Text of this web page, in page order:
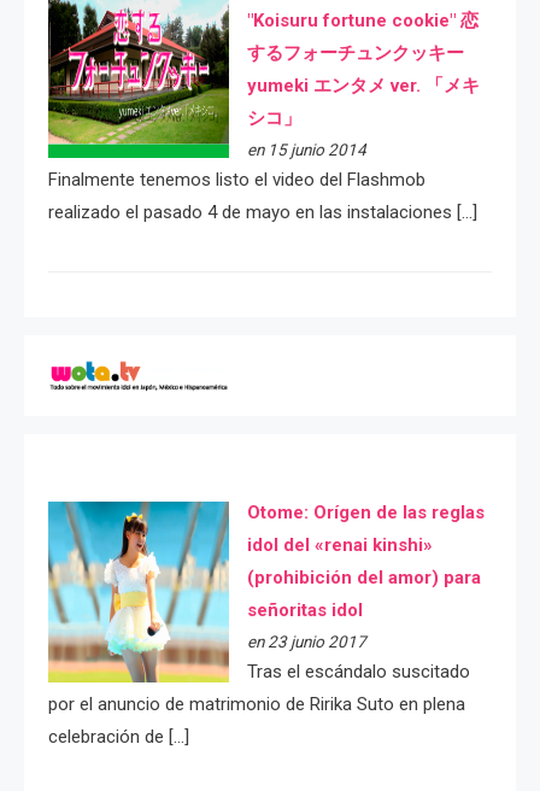
"Koisuru fortune cookie" 恋
するフォーチュンクッキー
yumeki エンタメ ver. 「メキ
シコ」
en 15 junio 2014
Finalmente tenemos listo el video del Flashmob
realizado el pasado 4 de mayo en las instalaciones […]
Otome: Orígen de las reglas
idol del «renai kinshi»
(prohibición del amor) para
señoritas idol
en 23 junio 2017
Tras el escándalo suscitado
por el anuncio de matrimonio de Ririka Suto en plena
celebración de […]